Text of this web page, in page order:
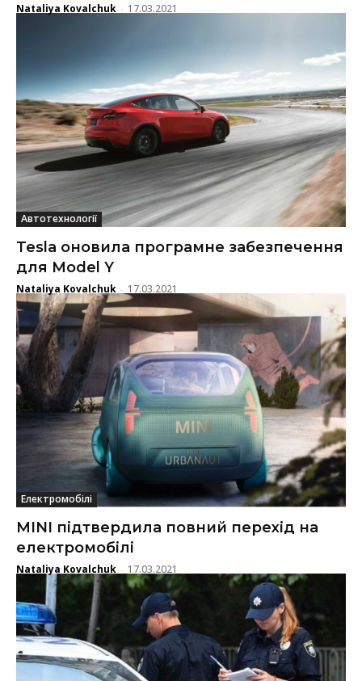
Nataliya Kovalchuk - 17.03.2021
Автотехнології
Tesla оновила програмне забезпечення
для Model Y
Nataliya Kovalchuk - 17.03.2021
Електромобілі
MINI підтвердила повний перехід на
електромобілі
Nataliya Kovalchuk - 17.03.2021